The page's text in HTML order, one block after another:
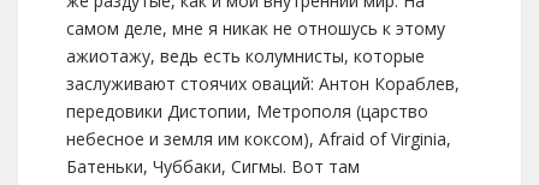
самом деле, мне я никак не отношусь к этому
ажиотажу, ведь есть колумнисты, которые
заслуживают стоячих оваций: Антон Кораблев,
передовики Дистопии, Метрополя (царство
небесное и земля им коксом), Afraid of Virginia,
Батеньки, Чуббаки, Сигмы. Вот там